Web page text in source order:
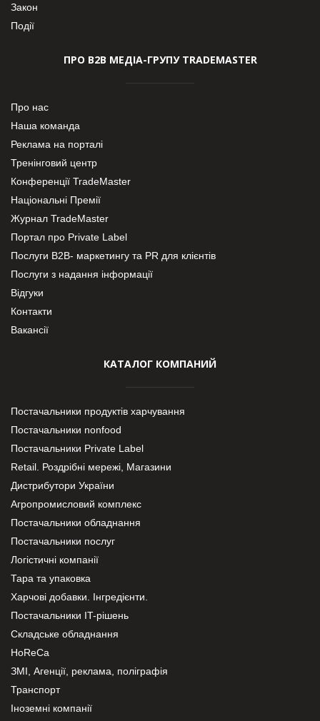
Закон
Події
ПРО В2В МЕДІА-ГРУПУ TRADEMASTER
Про нас
Наша команда
Реклама на порталі
Тренінговий центр
Конференції TradeMaster
Національні Премії
Журнал TradeMaster
Портал про Private Label
Послуги В2В- маркетингу та PR для клієнтів
Послуги з надання інформації
Відгуки
Контакти
Вакансії
КАТАЛОГ КОМПАНИЙ
Постачальники продуктів харчування
Постачальники nonfood
Постачальники Private Label
Retail. Роздрібні мережі, Магазини
Дистрибутори України
Агропромисловий комплекс
Постачальники обладнання
Постачальники послуг
Логістичні компанії
Тара та упаковка
Харчові добавки. Інгредієнти.
Постачальники IT-рішень
Складське обладнання
HoReCa
ЗМІ, Агенції, реклама, поліграфія
Транспорт
Іноземні компанії